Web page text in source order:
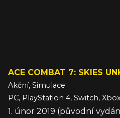
ACE COMBAT 7: SKIES
Akční, Simulace
PC, PlayStation 4, Switch,
1. únor 2019 (původní